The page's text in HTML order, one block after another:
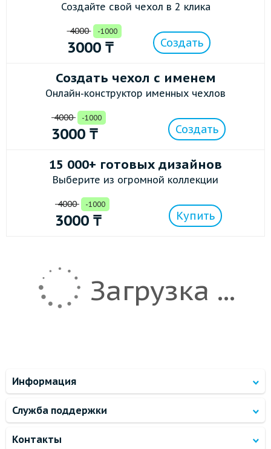
Создайте свой чехол в 2 клика
4000 -1000
3000 ₸ Создать
Создать чехол с именем
Онлайн-конструктор именных чехлов
4000 -1000
3000 ₸ Создать
15 000+ готовых дизайнов
Выберите из огромной коллекции
4000 -1000
3000 ₸ Купить
Загрузка ...
Информация
Служба поддержки
Контакты